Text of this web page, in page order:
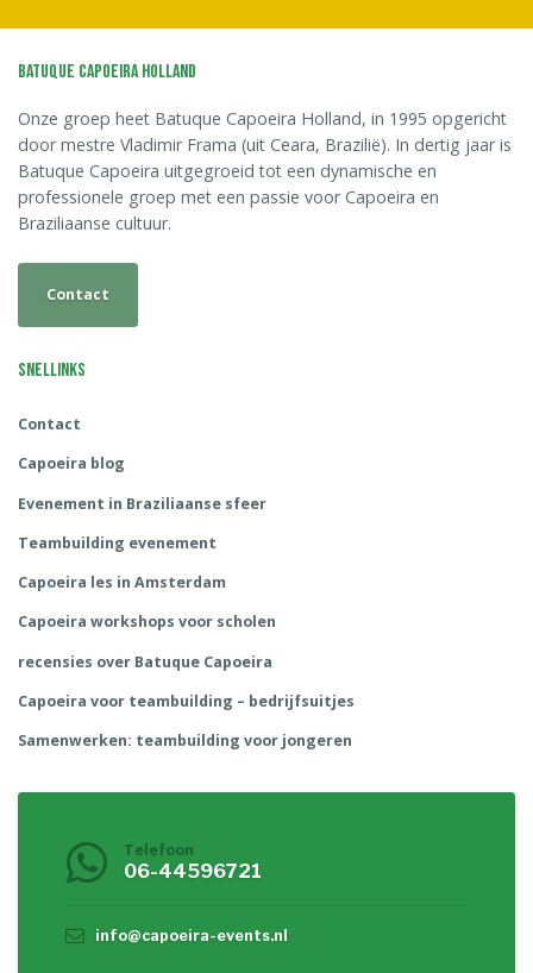
Batuque Capoeira Holland
Onze groep heet Batuque Capoeira Holland, in 1995 opgericht
door mestre Vladimir Frama (uit Ceara, Brazilië). In dertig jaar is
Batuque Capoeira uitgegroeid tot een dynamische en
professionele groep met een passie voor Capoeira en
Braziliaanse cultuur.
Contact
Snellinks
Contact
Capoeira blog
Evenement in Braziliaanse sfeer
Teambuilding evenement
Capoeira les in Amsterdam
Capoeira workshops voor scholen
recensies over Batuque Capoeira
Capoeira voor teambuilding – bedrijfsuitjes
Samenwerken: teambuilding voor jongeren
Telefoon
06-44596721
info@capoeira-events.nl